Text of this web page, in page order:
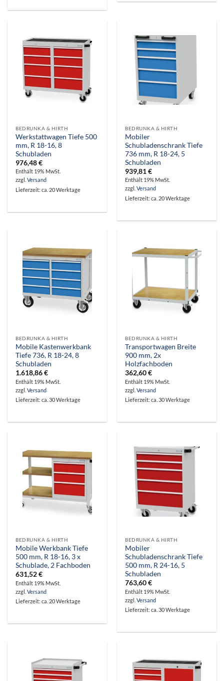
BEDRUNKA & HIRTH
Werkstattwagen Tiefe 500
mm, R 18-16, 8
Schubladen
976,48€
Enthält 19% MwSt.
zzgl.Versand
Lieferzeit: ca. 20 Werktage
BEDRUNKA & HIRTH
Mobiler
Schubladenschrank Tiefe
736 mm, R 18-24, 5
Schubladen
939,81€
Enthält 19% MwSt.
zzgl.Versand
Lieferzeit: ca. 20 Werktage
BEDRUNKA & HIRTH
Mobile Kastenwerkbank
Tiefe 736, R 18-24, 8
Schubladen
1.618,86€
Enthält 19% MwSt.
zzgl.Versand
Lieferzeit: ca. 30 Werktage
BEDRUNKA & HIRTH
Transportwagen Breite
900 mm, 2x
Holzfachboden
362,60€
Enthält 19% MwSt.
zzgl.Versand
Lieferzeit: ca. 30 Werktage
BEDRUNKA & HIRTH
Mobile Werkbank Tiefe
500 mm, R 18-16, 3 x
Schublade, 2 Fachboden
631,52€
Enthält 19% MwSt.
zzgl.Versand
Lieferzeit: ca. 20 Werktage
BEDRUNKA & HIRTH
Mobiler
Schubladenschrank Tiefe
500 mm, R 24-16, 5
Schubladen
763,60€
Enthält 19% MwSt.
zzgl.Versand
Lieferzeit: ca. 30 Werktage